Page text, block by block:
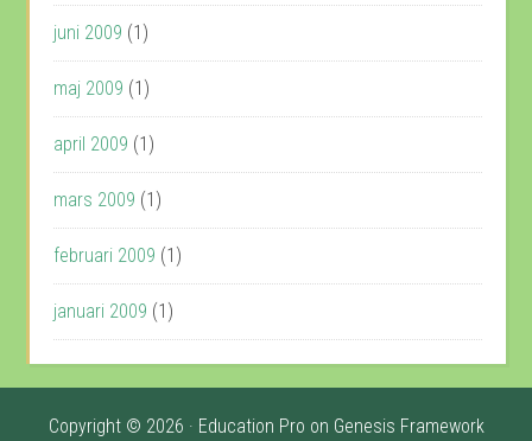
juni 2009 (1)
maj 2009 (1)
april 2009 (1)
mars 2009 (1)
februari 2009 (1)
januari 2009 (1)
Copyright © 2026 · Education Pro on Genesis Framework